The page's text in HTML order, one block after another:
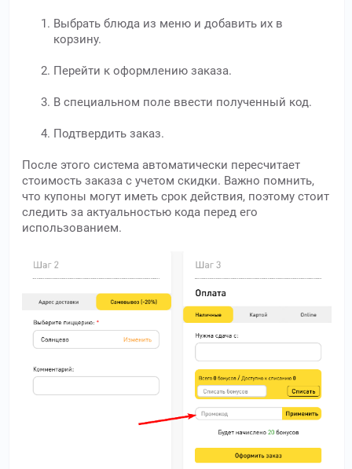
Выбрать блюда из меню и добавить их в
корзину.
Перейти к оформлению заказа.
В специальном поле ввести полученный код.
Подтвердить заказ.
После этого система автоматически пересчитает
стоимость заказа с учетом скидки. Важно помнить,
что купоны могут иметь срок действия, поэтому стоит
следить за актуальностью кода перед его
использованием.